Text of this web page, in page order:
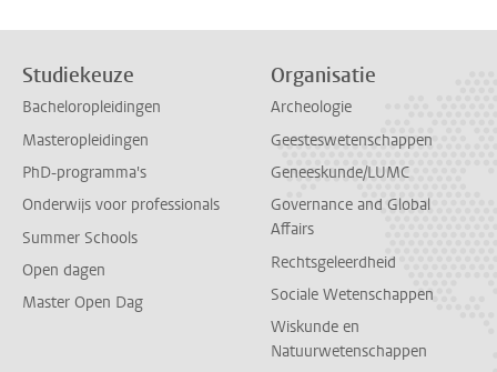
Studiekeuze
Bacheloropleidingen
Masteropleidingen
PhD-programma's
Onderwijs voor professionals
Summer Schools
Open dagen
Master Open Dag
Organisatie
Archeologie
Geesteswetenschappen
Geneeskunde/LUMC
Governance and Global
Affairs
Rechtsgeleerdheid
Sociale Wetenschappen
Wiskunde en
Natuurwetenschappen